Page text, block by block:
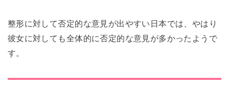
整形に対して否定的な意見が出やすい日本では、やはり
彼女に対しても全体的に否定的な意見が多かったようで
す。